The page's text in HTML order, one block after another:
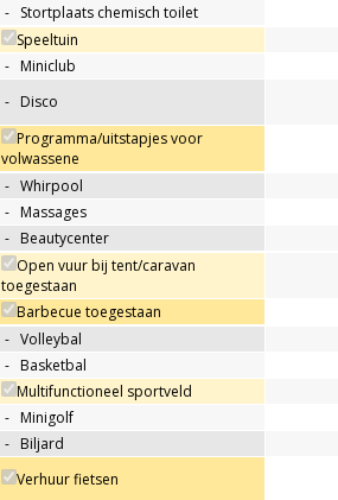
- Stortplaats chemisch toilet
Speeltuin
- Miniclub
- Disco
Programma/uitstapjes voor
volwassene
- Whirpool
- Massages
- Beautycenter
Open vuur bij tent/caravan
toegestaan
Barbecue toegestaan
- Volleybal
- Basketbal
Multifunctioneel sportveld
- Minigolf
- Biljard
Verhuur fietsen